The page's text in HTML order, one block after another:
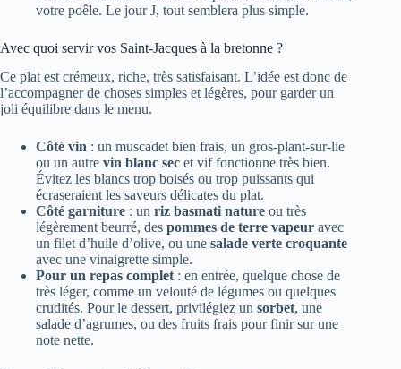
votre poêle. Le jour J, tout semblera plus simple.
Avec quoi servir vos Saint-Jacques à la bretonne ?
Ce plat est crémeux, riche, très satisfaisant. L’idée est donc de
l’accompagner de choses simples et légères, pour garder un
joli équilibre dans le menu.
Côté vin : un muscadet bien frais, un gros-plant-sur-lie
ou un autre vin blanc sec et vif fonctionne très bien.
Évitez les blancs trop boisés ou trop puissants qui
écraseraient les saveurs délicates du plat.
Côté garniture : un riz basmati nature ou très
légèrement beurré, des pommes de terre vapeur avec
un filet d’huile d’olive, ou une salade verte croquante
avec une vinaigrette simple.
Pour un repas complet: en entrée, quelque chose de
très léger, comme un velouté de légumes ou quelques
crudités. Pour le dessert, privilégiez un sorbet, une
salade d’agrumes, ou des fruits frais pour finir sur une
note nette.